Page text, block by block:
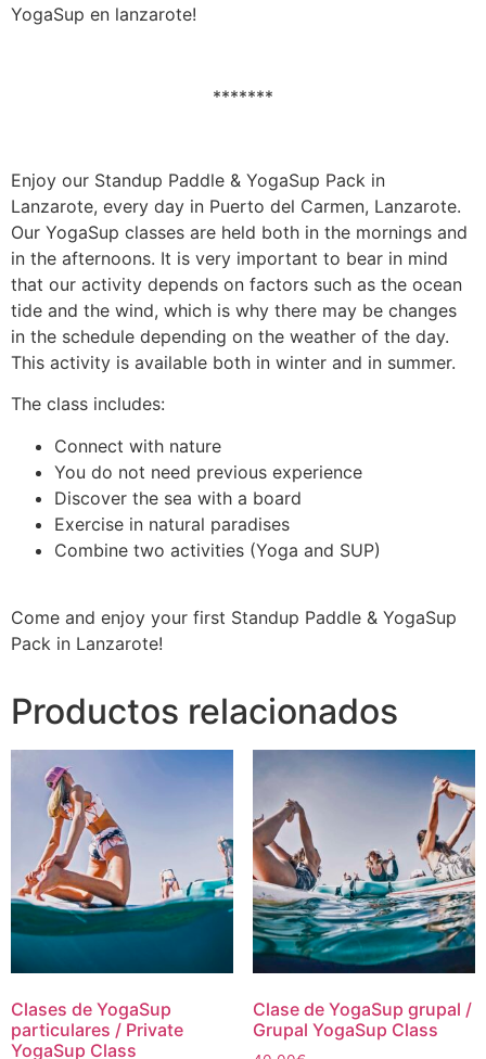
YogaSup en lanzarote!
*******
Enjoy our Standup Paddle & YogaSup Pack in
Lanzarote, every day in Puerto del Carmen, Lanzarote.
Our YogaSup classes are held both in the mornings and
in the afternoons. It is very important to bear in mind
that our activity depends on factors such as the ocean
tide and the wind, which is why there may be changes
in the schedule depending on the weather of the day.
This activity is available both in winter and in summer.
The class includes:
Connect with nature
You do not need previous experience
Discover the sea with a board
Exercise in natural paradises
Combine two activities (Yoga and SUP)
Come and enjoy your first Standup Paddle & YogaSup
Pack in Lanzarote!
Productos relacionados
Clases de YogaSup
particulares / Private
YogaSup Class
Clase de YogaSup grupal /
Grupal YogaSup Class